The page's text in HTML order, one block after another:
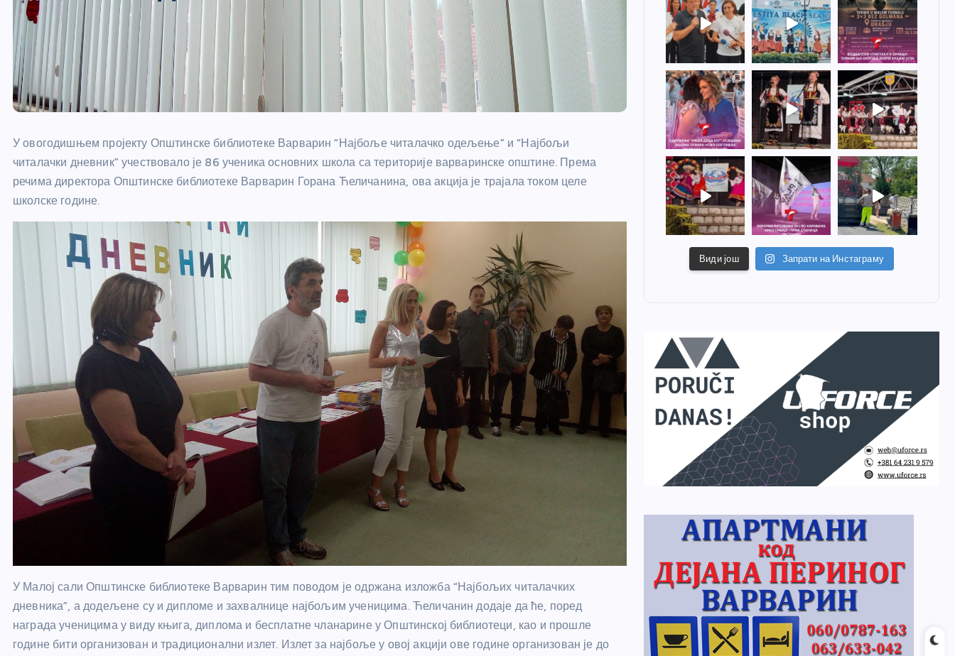
У овогодишњем пројекту Општинске библиотеке Варварин “Најбоље читалачко одељење” и “Најбољи
читалачки дневник” учествовало је 86 ученика основних школа са територије варваринске општине. Према
речима директора Општинске библиотеке Варварин Горана Ћеличанина, ова акција је трајала током целе
школске године.
У Малој сали Општинске библиотеке Варварин тим поводом је одржана изложба “Најбољих читалачких
дневника”, а додељене су и дипломе и захвалнице најбољим ученицима. Ћеличанин додаје да ће, поред
награда ученицима у виду књига, диплома и бесплатне чланарине у Општинској библиотеци, као и прошле
године бити организован и традиционални излет. Излет за најбоље у овој акцији ове године организован је до
Види још Запрати на Инстаграму